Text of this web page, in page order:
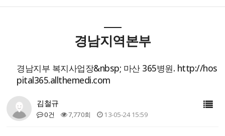
경남지역본부
경남지부 복지사업장&nbsp; 마산 365병원. http://hos
pital365.allthemedi.com
김철규
0건 7,770회 13-05-24 15:59